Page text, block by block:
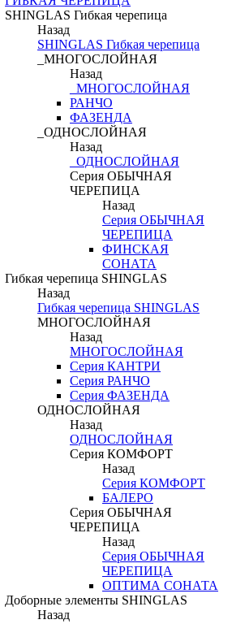
SHINGLAS Гибкая черепица
Назад
SHINGLAS Гибкая черепица
_МНОГОСЛОЙНАЯ
Назад
_МНОГОСЛОЙНАЯ
РАНЧО
ФАЗЕНДА
_ОДНОСЛОЙНАЯ
Назад
_ОДНОСЛОЙНАЯ
Серия ОБЫЧНАЯ
ЧЕРЕПИЦА
Назад
Серия ОБЫЧНАЯ
ЧЕРЕПИЦА
ФИНСКАЯ
СОНАТА
Гибкая черепица SHINGLAS
Назад
Гибкая черепица SHINGLAS
МНОГОСЛОЙНАЯ
Назад
МНОГОСЛОЙНАЯ
Серия КАНТРИ
Серия РАНЧО
Серия ФАЗЕНДА
ОДНОСЛОЙНАЯ
Назад
ОДНОСЛОЙНАЯ
Серия КОМФОРТ
Назад
Серия КОМФОРТ
БАЛЕРО
Серия ОБЫЧНАЯ
ЧЕРЕПИЦА
Назад
Серия ОБЫЧНАЯ
ЧЕРЕПИЦА
ОПТИМА СОНАТА
Доборные элементы SHINGLAS
Назад